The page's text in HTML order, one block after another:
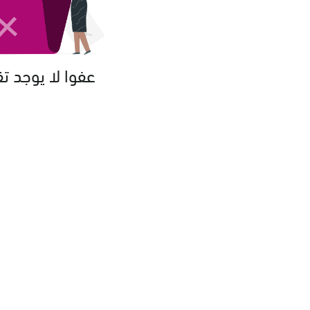
عفوا لا يوجد